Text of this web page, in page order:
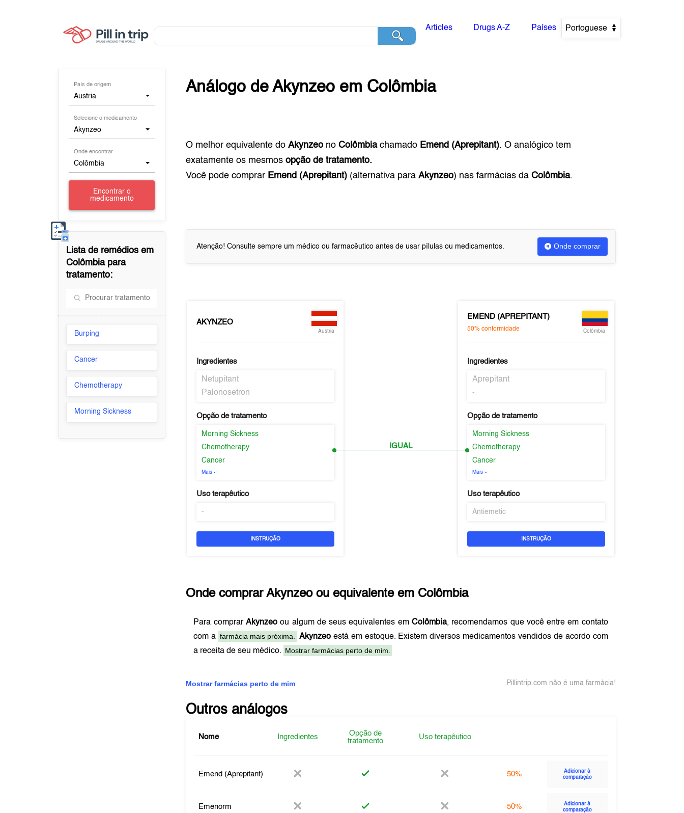
Articles Drugs A-Z Países Portoguese
País de origem
Austria
Selecione o medicamento
Akynzeo
Onde encontrar
Colômbia
Encontrar o
medicamento
Lista de remédios em
Colômbiapara
tratamento:
Burping
Cancer
Chemotherapy
Morning Sickness
Análogo deAkynzeo em Colômbia
O melhor equivalente doAkynzeo noColômbiachamado Emend (Aprepitant). O analógico tem
exatamente os mesmos opção de tratamento.
Você pode comprar Emend (Aprepitant) (alternativa paraAkynzeo) nas farmácias daColômbia.
Atenção! Consulte sempre um médico ou farmacêutico antes de usar pílulas ou medicamentos. Onde comprar
AKYNZEO
Austria
Ingredientes
Netupitant
Palonosetron
Opção de tratamento
Morning Sickness
Chemotherapy
Cancer
Mais
Uso terapêutico
-
INSTRUÇÃO
IGUAL
EMEND (APREPITANT)
50% conformidade Colômbia
Ingredientes
Aprepitant
-
Opção de tratamento
Morning Sickness
Chemotherapy
Cancer
Mais
Uso terapêutico
Antiemetic
INSTRUÇÃO
Onde comprarAkynzeoou equivalente em Colômbia
Para comprar Akynzeoou algum de seus equivalentes em Colômbia, recomendamos que você entre em contato
com a farmácia mais próxima. Akynzeoestá em estoque. Existem diversos medicamentos vendidos de acordo com
a receita de seu médico. Mostrar farmácias perto de mim.
Mostrar farmácias perto de mim Pillintrip.com não é uma farmácia!
Outros análogos
Nome Ingredientes
Opção de
tratamento
Uso terapêutico
Emend (Aprepitant) 50%
Adicionar à
comparação
Emenorm 50%
Adicionar à
comparação